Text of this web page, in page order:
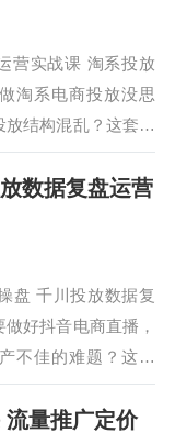
、食品、宠物用品
营实战课 淘系投放
淘系电商投放没思
结构混乱？这套万
实战课，带你吃透无
，纠正常见投放问
策略等核心实操内
…
数据复盘运营
盘 千川投放数据复
好抖音电商直播，
不佳的难题？这套
阶操盘课程全覆盖干
与老号重启各类场
量推广定价